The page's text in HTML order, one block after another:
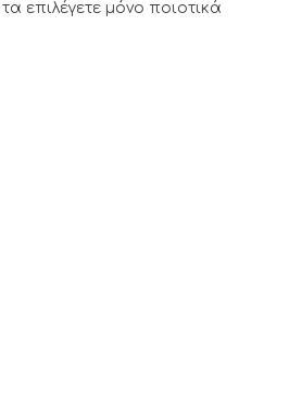
επιλέγετε μόνο ποιοτικά